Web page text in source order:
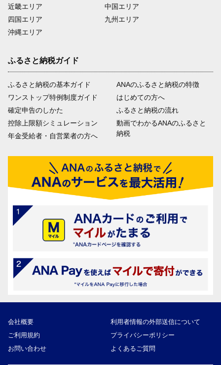
近畿エリア
四国エリア
沖縄エリア
中国エリア
九州エリア
ふるさと納税ガイド
ふるさと納税の基本ガイド
ワンストップ特例制度ガイド
確定申告のしかた
控除上限額シミュレーション
年金受給者・自営業者の方へ
ANAのふるさと納税の特徴
はじめての方へ
ふるさと納税の流れ
動画でわかるANAのふるさと
納税
会社概要
利用者情報の外部送信について
ご利用規約
プライバシーポリシー
お問い合わせ
よくあるご質問